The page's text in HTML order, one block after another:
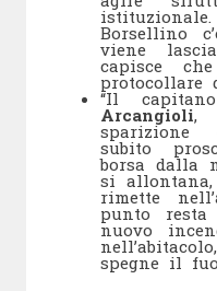
Borsellino
viene
capisce
protocollare
“Il
Arcangioli,
sparizione
subito
borsa dalla
si
rimette
punto
nuovo
spegne il